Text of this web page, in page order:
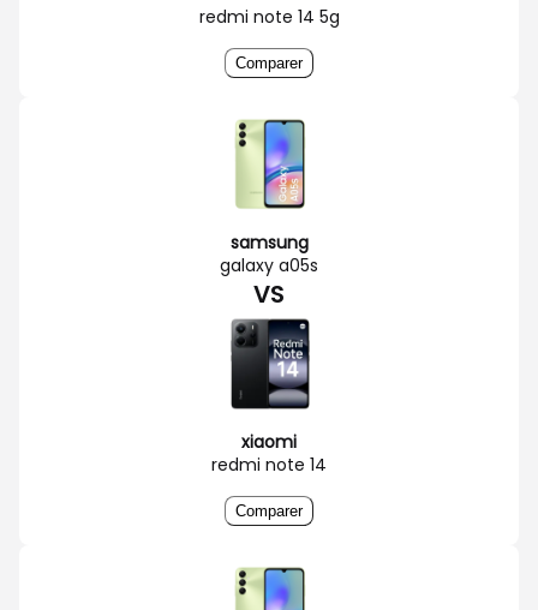
redmi note 14 5g
Comparer
samsung
galaxy a05s
VS
xiaomi
redmi note 14
Comparer